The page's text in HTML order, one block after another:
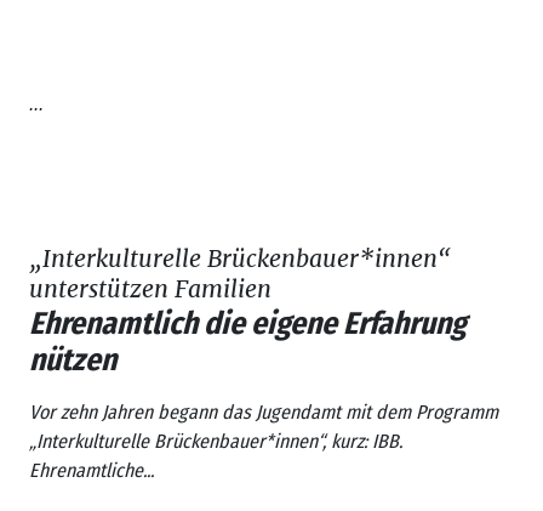
...
„Interkulturelle Brückenbauer*innen“
unterstützen Familien
Ehrenamtlich die eigene Erfahrung
nützen
Vor zehn Jahren begann das Jugendamt mit dem Programm
„Interkulturelle Brückenbauer*innen“, kurz: IBB.
Ehrenamtliche...